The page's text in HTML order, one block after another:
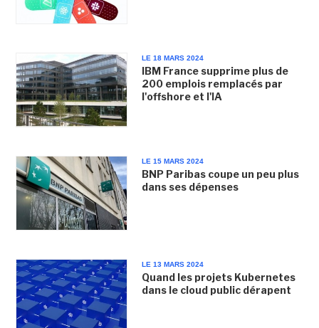
LE 18 MARS 2024
IBM France supprime plus de
200 emplois remplacés par
l'offshore et l'IA
LE 15 MARS 2024
BNP Paribas coupe un peu plus
dans ses dépenses
LE 13 MARS 2024
Quand les projets Kubernetes
dans le cloud public dérapent